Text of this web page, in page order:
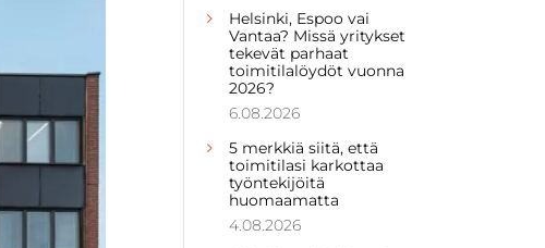
Helsinki, Espoo vai
Vantaa? Missä yritykset
tekevät parhaat
toimitilalöydöt vuonna
2026?
6.08.2026
5 merkkiä siitä, että
toimitilasi karkottaa
työntekijöitä
huomaamatta
4.08.2026